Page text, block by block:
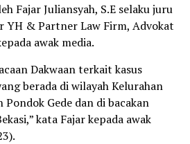
Fajar Juliansyah, S.E selaku juru
YH & Partner Law Firm, Advokat
awak media.
Dakwaan terkait kasus
berada di wilayah Kelurahan
Gede dan di bacakan
kata Fajar kepada awak